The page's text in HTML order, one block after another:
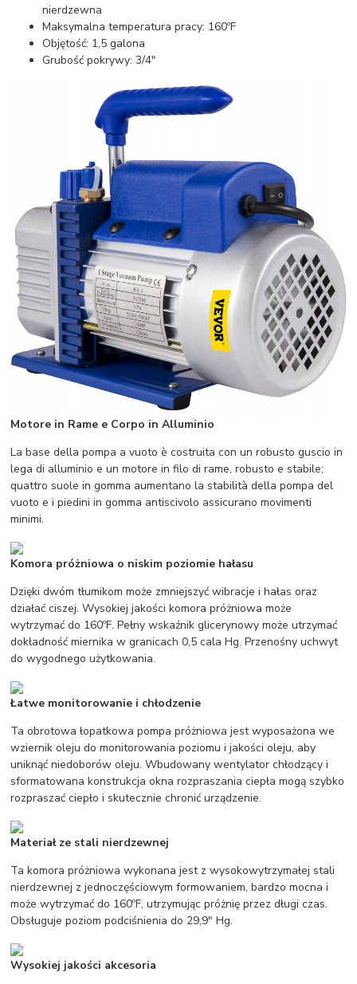
nierdzewna
Maksymalna temperatura pracy: 160ºF
Objętość: 1,5 galona
Grubość pokrywy: 3/4"
Motore in Rame e Corpo in Alluminio
La base della pompa a vuoto è costruita con un robusto guscio in
lega di alluminio e un motore in filo di rame, robusto e stabile;
quattro suole in gomma aumentano la stabilità della pompa del
vuoto e i piedini in gomma antiscivolo assicurano movimenti
minimi.
Komora próżniowa o niskim poziomie hałasu
Dzięki dwóm tłumikom może zmniejszyć wibracje i hałas oraz
działać ciszej. Wysokiej jakości komora próżniowa może
wytrzymać do 160ºF. Pełny wskaźnik glicerynowy może utrzymać
dokładność miernika w granicach 0,5 cala Hg. Przenośny uchwyt
do wygodnego użytkowania.
Łatwe monitorowanie i chłodzenie
Ta obrotowa łopatkowa pompa próżniowa jest wyposażona we
wziernik oleju do monitorowania poziomu i jakości oleju, aby
uniknąć niedoborów oleju. Wbudowany wentylator chłodzący i
sformatowana konstrukcja okna rozpraszania ciepła mogą szybko
rozpraszać ciepło i skutecznie chronić urządzenie.
Materiał ze stali nierdzewnej
Ta komora próżniowa wykonana jest z wysokowytrzymałej stali
nierdzewnej z jednoczęściowym formowaniem, bardzo mocna i
może wytrzymać do 160ºF, utrzymując próżnię przez długi czas.
Obsługuje poziom podciśnienia do 29,9" Hg.
Wysokiej jakości akcesoria